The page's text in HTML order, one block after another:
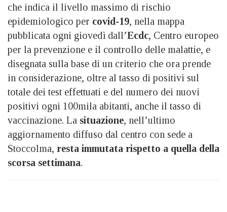
che indica il livello massimo di rischio
epidemiologico per covid-19, nella mappa
pubblicata ogni giovedì dall’Ecdc, Centro europeo
per la prevenzione e il controllo delle malattie, e
disegnata sulla base di un criterio che ora prende
in considerazione, oltre al tasso di positivi sul
totale dei test effettuati e del numero dei nuovi
positivi ogni 100mila abitanti, anche il tasso di
vaccinazione. La situazione, nell’ultimo
aggiornamento diffuso dal centro con sede a
Stoccolma, resta immutata rispetto a quella della
scorsa settimana.